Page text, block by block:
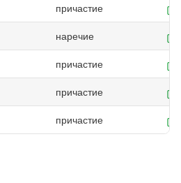
причастие
наречие
причастие
причастие
причастие